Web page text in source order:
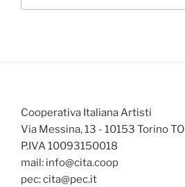
Cooperativa Italiana Artisti
Via Messina, 13 - 10153 Torino TO
P.IVA 10093150018
mail: info@cita.coop
pec: cita@pec.it